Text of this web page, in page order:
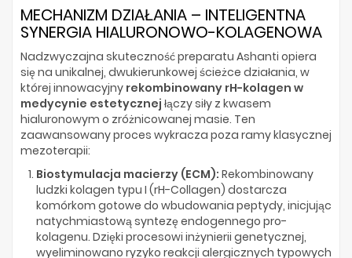
MECHANIZM DZIAŁANIA – INTELIGENTNA
SYNERGIA HIALURONOWO-KOLAGENOWA
Nadzwyczajna skuteczność preparatu Ashanti opiera
się na unikalnej, dwukierunkowej ścieżce działania, w
której innowacyjny rekombinowany rH-kolagen w
medycynie estetycznej łączy siły z kwasem
hialuronowym o zróżnicowanej masie. Ten
zaawansowany proces wykracza poza ramy klasycznej
mezoterapii:
Biostymulacja macierzy (ECM): Rekombinowany
ludzki kolagen typu I (rH-Collagen) dostarcza
komórkom gotowe do wbudowania peptydy, inicjując
natychmiastową syntezę endogennego pro-
kolagenu. Dzięki procesowi inżynierii genetycznej,
wyeliminowano ryzyko reakcji alergicznych typowych